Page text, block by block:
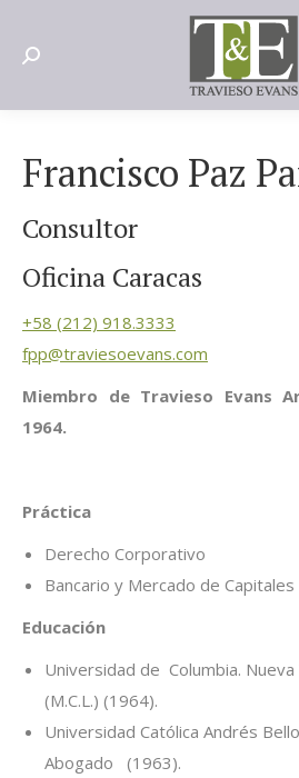
Search:
Francisco Paz
Consultor
Oficina Caracas
+58 (212) 918.3333
fpp@traviesoevans.com
Miembro de Travieso Evans
1964.
Práctica
Derecho Corporativo
Bancario y Mercado de Capitales
Educación
Universidad de Columbia.
(M.C.L.) (1964).
Universidad Católica Andrés
Abogado (1963).